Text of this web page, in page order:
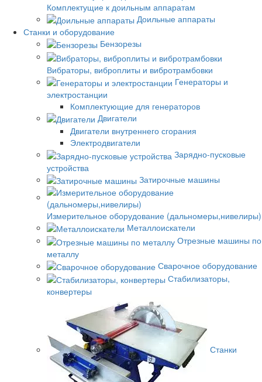
Комплектущие к доильным аппаратам
Доильные аппараты
Станки и оборудование
Бензорезы
Вибраторы, виброплиты и вибротрамбовки
Генераторы и
электростанции
Комплектующие для генераторов
Двигатели
Двигатели внутреннего сгорания
Электродвигатели
Зарядно-пусковые
устройства
Затирочные машины
Измерительное оборудование (дальномеры,нивелиры)
Металлоискатели
Отрезные машины по
металлу
Сварочное оборудование
Стабилизаторы,
конвертеры
Станки